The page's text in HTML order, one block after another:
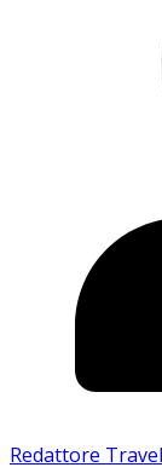
Redattore Travel